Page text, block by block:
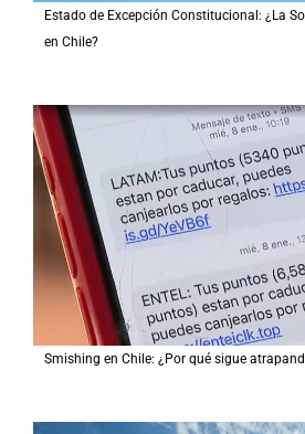
Estado de Excepción Constitucional: ¿La
en Chile?
Smishing en Chile: ¿Por qué sigue